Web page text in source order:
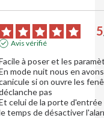
5
Avis vérifié
à poser et les
mode nuit nous en
si on ouvre les
pas
celui de la porte
temps de désactiver